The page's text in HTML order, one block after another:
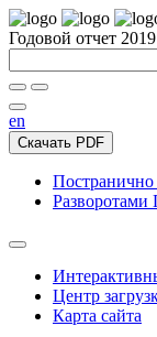
Годовой отчет 2019
en
Скачать PDF
Постранично
Разворотами
Центр
Карта сайта